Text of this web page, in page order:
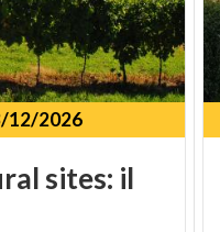
12/2026
sites: il